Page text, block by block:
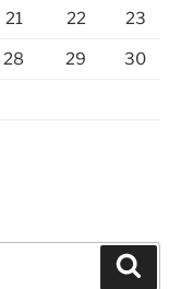
21 22 23
28 29 30